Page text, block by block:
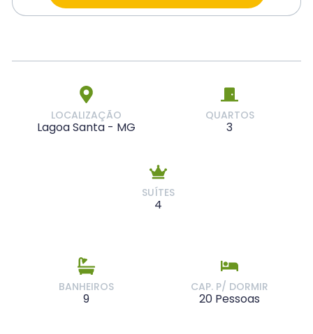
LOCALIZAÇÃO
Lagoa Santa - MG
QUARTOS
3
SUÍTES
4
BANHEIROS
9
CAP. P/ DORMIR
20 Pessoas